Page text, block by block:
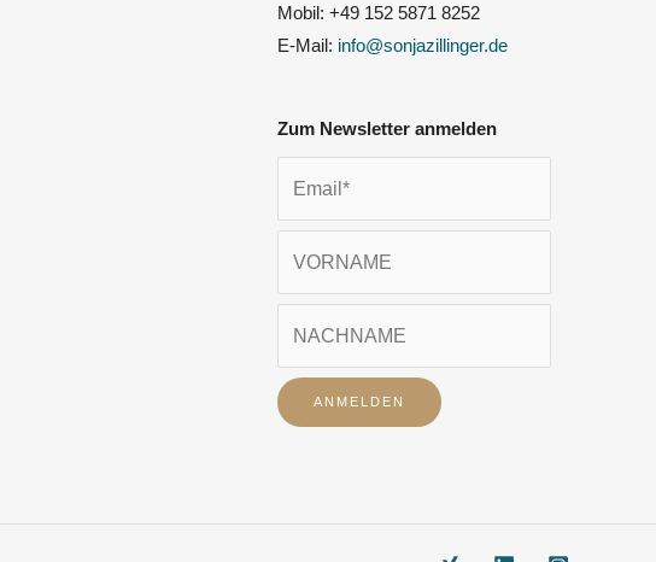
Mobil: +49 152 5871 8252
E-Mail: info@sonjazillinger.de
Zum Newsletter anmelden